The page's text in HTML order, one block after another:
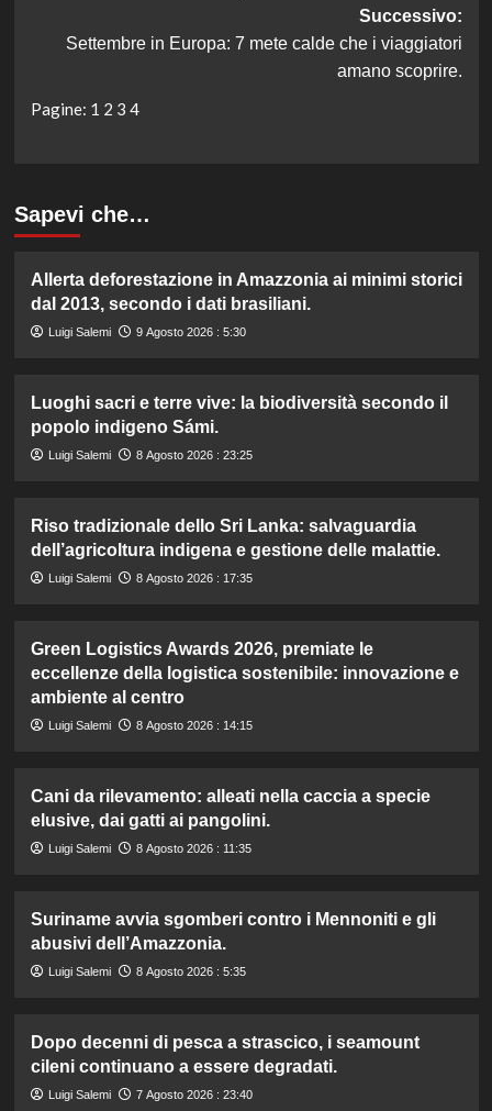
Successivo:
Settembre in Europa: 7 mete calde che i viaggiatori
amano scoprire.
Pagine: 1 2 3 4
Sapevi che…
Allerta deforestazione in Amazzonia ai minimi storici
dal 2013, secondo i dati brasiliani.
Luigi Salemi 9 Agosto 2026 : 5:30
Luoghi sacri e terre vive: la biodiversità secondo il
popolo indigeno Sámi.
Luigi Salemi 8 Agosto 2026 : 23:25
Riso tradizionale dello Sri Lanka: salvaguardia
dell’agricoltura indigena e gestione delle malattie.
Luigi Salemi 8 Agosto 2026 : 17:35
Green Logistics Awards 2026, premiate le
eccellenze della logistica sostenibile: innovazione e
ambiente al centro
Luigi Salemi 8 Agosto 2026 : 14:15
Cani da rilevamento: alleati nella caccia a specie
elusive, dai gatti ai pangolini.
Luigi Salemi 8 Agosto 2026 : 11:35
Suriname avvia sgomberi contro i Mennoniti e gli
abusivi dell’Amazzonia.
Luigi Salemi 8 Agosto 2026 : 5:35
Dopo decenni di pesca a strascico, i seamount
cileni continuano a essere degradati.
Luigi Salemi 7 Agosto 2026 : 23:40